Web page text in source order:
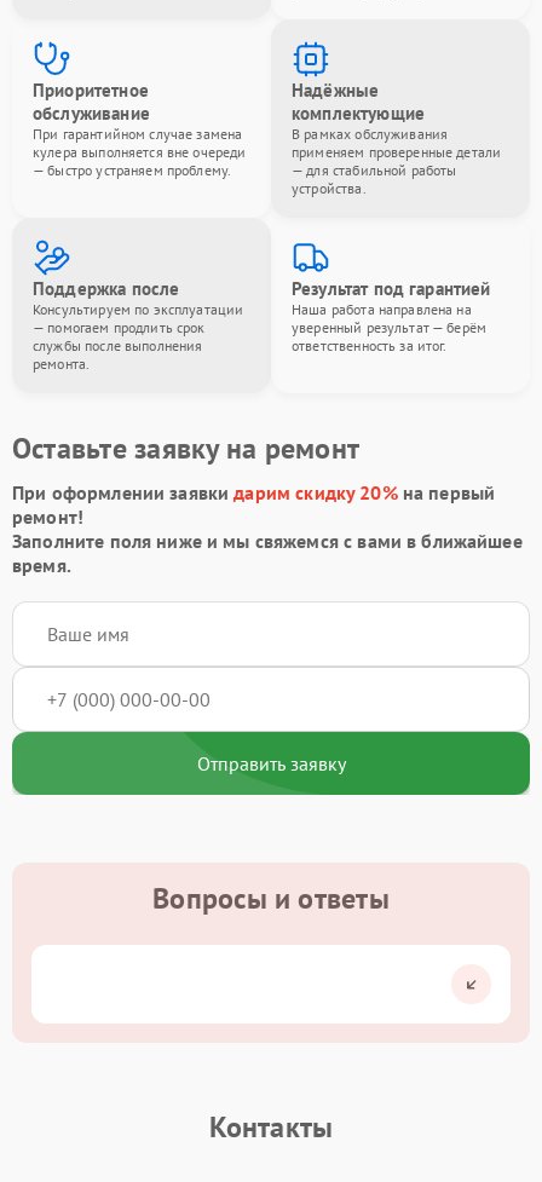
Приоритетное
обслуживание
При гарантийном случае замена
кулера выполняется вне очереди
— быстро устраняем проблему.
Надёжные
комплектующие
В рамках обслуживания
применяем проверенные детали
— для стабильной работы
устройства.
Поддержка после
Консультируем по эксплуатации
— помогаем продлить срок
службы после выполнения
ремонта.
Результат под гарантией
Наша работа направлена на
уверенный результат — берём
ответственность за итог.
Оставьте заявку на ремонт
При оформлении заявкидарим скидку 20%на первый
ремонт!
Заполните поля ниже и мы свяжемся с вами в ближайшее
время.
Отправить заявку
Вопросы и ответы
Контакты